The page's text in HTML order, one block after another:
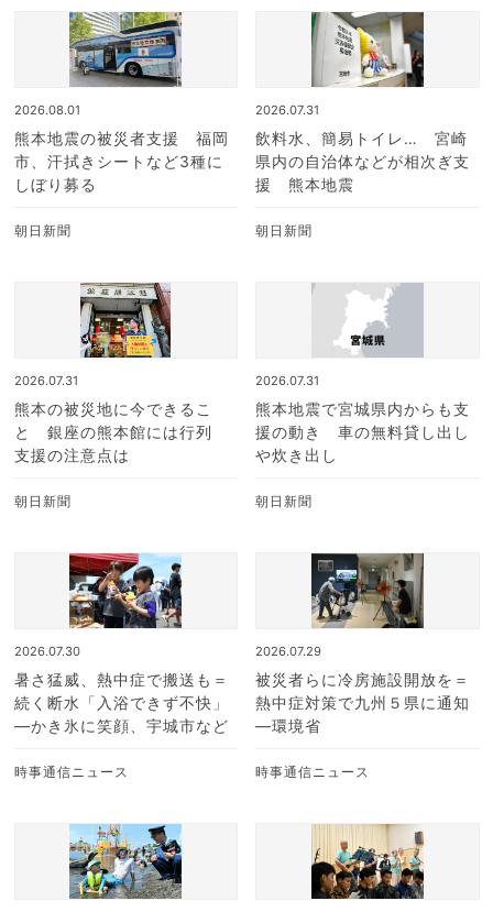
2026.08.01
熊本地震の被災者支援 福岡
市、汗拭きシートなど3種に
しぼり募る
朝日新聞
2026.07.31
飲料水、簡易トイレ… 宮崎
県内の自治体などが相次ぎ支
援 熊本地震
朝日新聞
2026.07.31
熊本の被災地に今できるこ
と 銀座の熊本館には行列
支援の注意点は
朝日新聞
2026.07.31
熊本地震で宮城県内からも支
援の動き 車の無料貸し出し
や炊き出し
朝日新聞
2026.07.30
暑さ猛威、熱中症で搬送も＝
続く断水「入浴できず不快」
―かき氷に笑顔、宇城市など
時事通信ニュース
2026.07.29
被災者らに冷房施設開放を＝
熱中症対策で九州５県に通知
―環境省
時事通信ニュース